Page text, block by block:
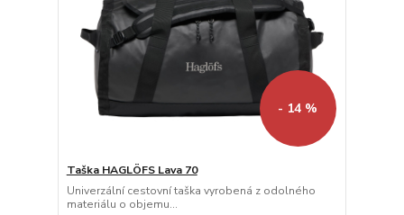
- 14 %
Taška HAGLÖFS Lava 70
Univerzální cestovní taška vyrobená z odolného
materiálu o objemu...